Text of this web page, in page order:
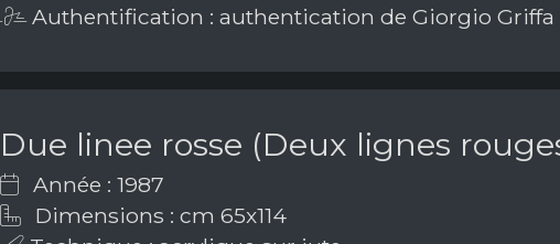
Authentification : authentication de Giorgio Griffa
Due linee rosse (Deux lignes
Année : 1987
Dimensions : cm 65x114